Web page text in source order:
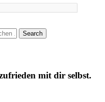
mit dir selbst.